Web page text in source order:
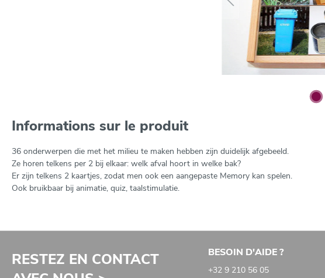
Informations sur le produit
36 onderwerpen die met het milieu te maken hebben zijn duidelijk afgebeeld.
Ze horen telkens per 2 bij elkaar: welk afval hoort in welke bak?
Er zijn telkens 2 kaartjes, zodat men ook een aangepaste Memory kan spelen.
Ook bruikbaar bij animatie, quiz, taalstimulatie.
RESTEZ EN CONTACT
BESOIN D'AIDE ?
+32 9 210 56 05